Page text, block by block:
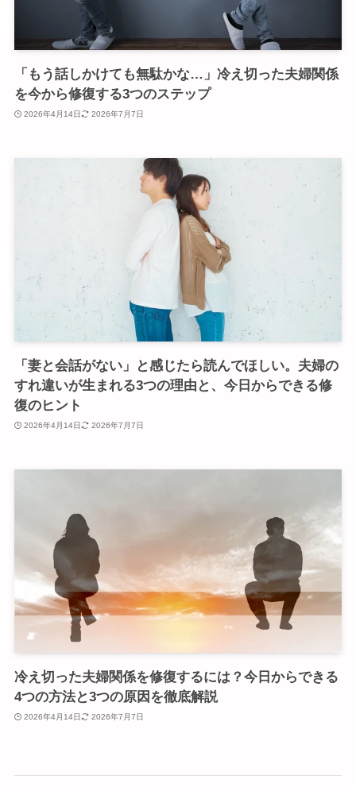
「もう話しかけても無駄かな…」冷え切った夫婦関係
を今から修復する3つのステップ
2026年4月14日 2026年7月7日
「妻と会話がない」と感じたら読んでほしい。夫婦の
すれ違いが生まれる3つの理由と、今日からできる修
復のヒント
2026年4月14日 2026年7月7日
冷え切った夫婦関係を修復するには？今日からできる
4つの方法と3つの原因を徹底解説
2026年4月14日 2026年7月7日